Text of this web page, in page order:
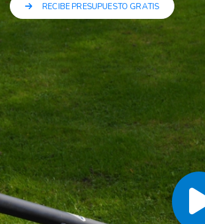
RECIBE PRESUPUESTO GRATIS